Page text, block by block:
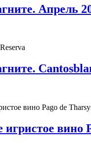
Апрель
игристое вино